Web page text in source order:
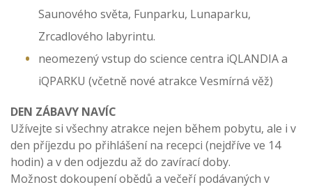
Saunového světa, Funparku, Lunaparku,
Zrcadlového labyrintu.
neomezený vstup do science centra iQLANDIA a
iQPARKU (včetně nové atrakce Vesmírná věž)
DEN ZÁBAVY NAVÍC
Užívejte si všechny atrakce nejen během pobytu, ale i v
den příjezdu po přihlášení na recepci (nejdříve ve 14
hodin) a v den odjezdu až do zavírací doby.
Možnost dokoupení obědů a večeří podávaných v